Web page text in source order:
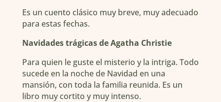
Es un cuento clásico muy breve, muy adecuado
para estas fechas.
Navidades trágicas de Agatha Christie
Para quien le guste el misterio y la intriga. Todo
sucede en la noche de Navidad en una
mansión, con toda la familia reunida. Es un
libro muy cortito y muy intenso.